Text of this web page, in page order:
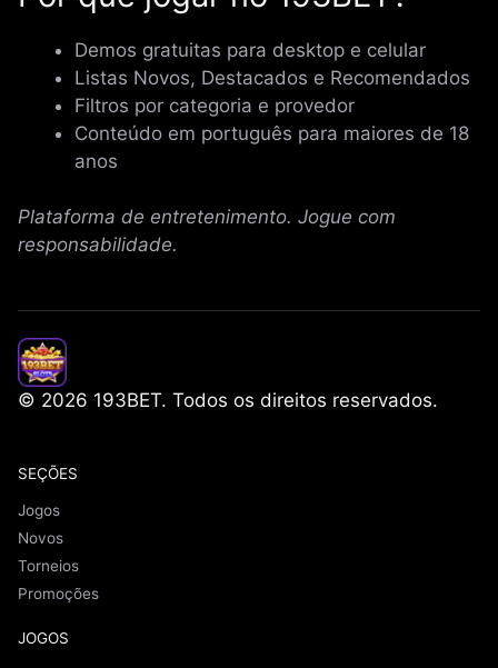
Demos gratuitas para desktop e celular
Listas Novos, Destacados e Recomendados
Filtros por categoria e provedor
Conteúdo em português para maiores de 18
anos
Plataforma de entretenimento. Jogue com
responsabilidade.
© 2026 193BET. Todos os direitos reservados.
SEÇÕES
Jogos
Novos
Torneios
Promoções
JOGOS